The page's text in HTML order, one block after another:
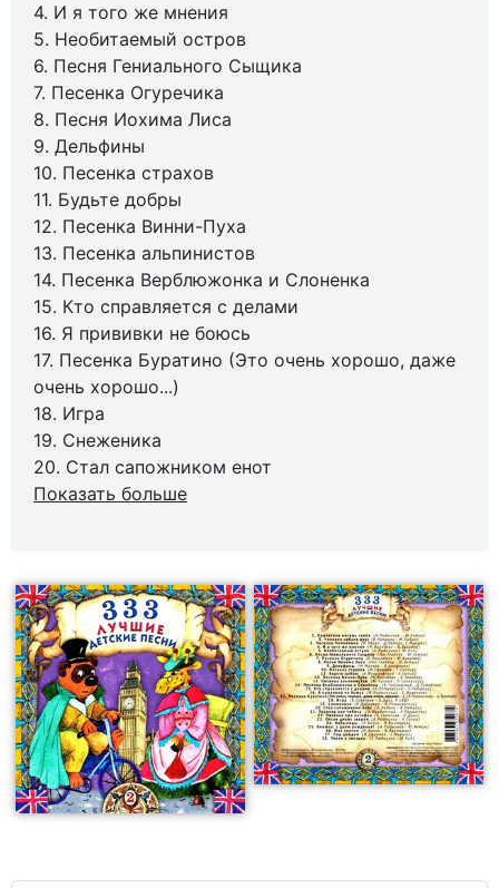
4. И я того же мнения
5. Необитаемый остров
6. Песня Гениального Сыщика
7. Песенка Огуречика
8. Песня Иохима Лиса
9. Дельфины
10. Песенка страхов
11. Будьте добры
12. Песенка Винни-Пуха
13. Песенка альпинистов
14. Песенка Верблюжонка и Слоненка
15. Кто справляется с делами
16. Я прививки не боюсь
17. Песенка Буратино (Это очень хорошо, даже
очень хорошо...)
18. Игра
19. Снеженика
20. Стал сапожником енот
Показать больше